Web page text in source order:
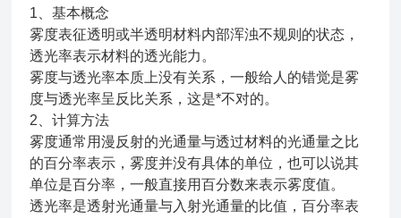
1、基本概念
雾度表征透明或半透明材料内部浑浊不规则的状态，
透光率表示材料的透光能力。
雾度与透光率本质上没有关系，一般给人的错觉是雾
度与透光率呈反比关系，这是*不对的。
2、计算方法
雾度通常用漫反射的光通量与透过材料的光通量之比
的百分率表示，雾度并没有具体的单位，也可以说其
单位是百分率，一般直接用百分数来表示雾度值。
透光率是透射光通量与入射光通量的比值，百分率表